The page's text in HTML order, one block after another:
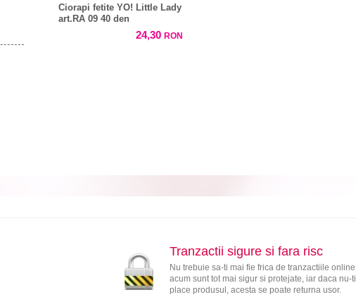
Ciorapi fetite YO! Little Lady
art.RA 09 40 den
24,30 RON
Tranzactii sigure si fara risc
Nu trebuie sa-ti mai fie frica de tranzactiile online,
acum sunt tot mai sigur si protejate, iar daca nu-ti
place produsul, acesta se poate returna usor.